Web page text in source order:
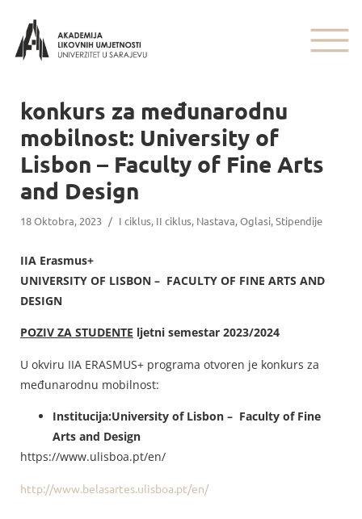
konkurs za međunarodnu
mobilnost: University of
Lisbon – Faculty of Fine Arts
and Design
18 Oktobra, 2023 / I ciklus, II ciklus, Nastava,Oglasi,Stipendije
IIA Erasmus+
UNIVERSITY OF LISBON – FACULTY OF FINE ARTS AND
DESIGN
POZIV ZA STUDENTE ljetni semestar 2023/2024
U okviru IIA ERASMUS+ programa otvoren je konkurs za
međunarodnu mobilnost:
Institucija:University of Lisbon – Faculty of Fine
Arts and Design
https://www.ulisboa.pt/en/
http://www.belasartes.ulisboa.pt/en/